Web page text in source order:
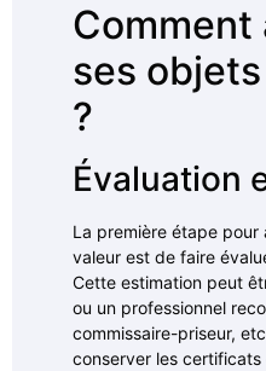
Comment
ses
?
Évaluation
La première étape pour
valeur est de faire
Cette estimation peut
ou un professionnel
commissaire-priseur,
conserver les certificats